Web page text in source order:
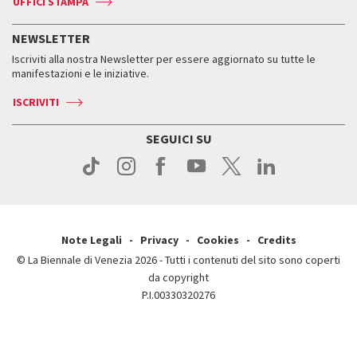
Press
Accrediti
Come raggiungerci
Come raggiungerci
Contatti
Press
Orari e sedi
Biglietti
Come raggiungerci
Contatti
ASAC DATI
Orari e sedi
NEWSLETTER
Iscriviti alla nostra Newsletter per essere aggiornato su tutte le
manifestazioni e le iniziative.
ISCRIVITI
SEGUICI SU
Note Legali Privacy Cookies
Credits
© La Biennale di Venezia 2026 - Tutti i contenuti del sito sono coperti
da copyright
P.I.00330320276